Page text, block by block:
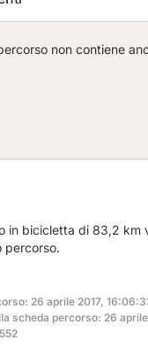
non contiene
in bicicletta di 83,2 km
percorso.
26 aprile 2017,
scheda percorso: 26